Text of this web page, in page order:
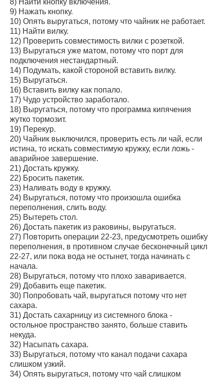
8) Hайти кнопку включения.
9) Hажать кнопку.
10) Опять выругаться, потому что чайник не работает.
11) Hайти вилку.
12) Проверить совместимость вилки с розеткой.
13) Выругаться уже матом, потому что порт для
подключения нестандартный.
14) Подумать, какой стороной вставить вилку.
15) Выругаться.
16) Вставить вилку как попало.
17) Чудо устройство заработало.
18) Выругаться, потому что программа кипячения
жутко тормозит.
19) Перекур.
20) Чайник выключился, проверить есть ли чай, если
истина, то искать совместимую кружку, если ложь -
аварийное завершение.
21) Достать кружку.
22) Бросить пакетик.
23) Hаливать воду в кружку.
24) Выругаться, потому что произошла ошибка
переполнения, слить воду.
25) Вытереть стол.
26) Достать пакетик из раковины, выругаться.
27) Повторить операции 22-23, предусмотреть ошибку
переполнения, в противном случае бесконечный цикл
22-27, или пока вода не остынет, тогда начинать с
начала.
28) Выругаться, потому что плохо заваривается.
29) Добавить еще пакетик.
30) Попробовать чай, выругаться потому что нет
сахара.
31) Достать сахарницу из системного блока -
остольное пространство занято, больше ставить
некуда.
32) Hасыпать сахара.
33) Выругаться, потому что канал подачи сахара
слишком узкий.
34) Опять выругаться, потому что чай слишком